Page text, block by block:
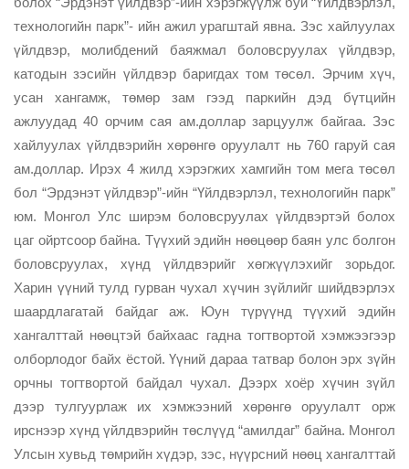
технологийн парк”- ийн ажил урагштай явна. Зэс хайлуулах
үйлдвэр, молибдений баяжмал боловсруулах үйлдвэр,
катодын зэсийн үйлдвэр баригдах том төсөл. Эрчим хүч,
усан хангамж, төмөр зам гээд паркийн дэд бүтцийн
ажлуудад 40 орчим сая ам.доллар зарцуулж байгаа. Зэс
хайлуулах үйлдвэрийн хөрөнгө оруулалт нь 760 гаруй сая
ам.доллар. Ирэх 4 жилд хэрэгжих хамгийн том мега төсөл
бол “Эрдэнэт үйлдвэр”-ийн “Үйлдвэрлэл, технологийн парк”
юм. Монгол Улс ширэм боловсруулах үйлдвэртэй болох
цаг ойртсоор байна. Түүхий эдийн нөөцөөр баян улс болгон
боловсруулах, хүнд үйлдвэрийг хөгжүүлэхийг зорьдог.
Харин үүний тулд гурван чухал хүчин зүйлийг шийдвэрлэх
шаардлагатай байдаг аж. Юун түрүүнд түүхий эдийн
хангалттай нөөцтэй байхаас гадна тогтвортой хэмжээгээр
олборлодог байх ёстой. Үүний дараа татвар болон эрх зүйн
орчны тогтвортой байдал чухал. Дээрх хоёр хүчин зүйл
дээр тулгуурлаж их хэмжээний хөрөнгө оруулалт орж
ирснээр хүнд үйлдвэрийн төслүүд “амилдаг” байна. Монгол
Улсын хувьд төмрийн хүдэр, зэс, нүүрсний нөөц хангалттай